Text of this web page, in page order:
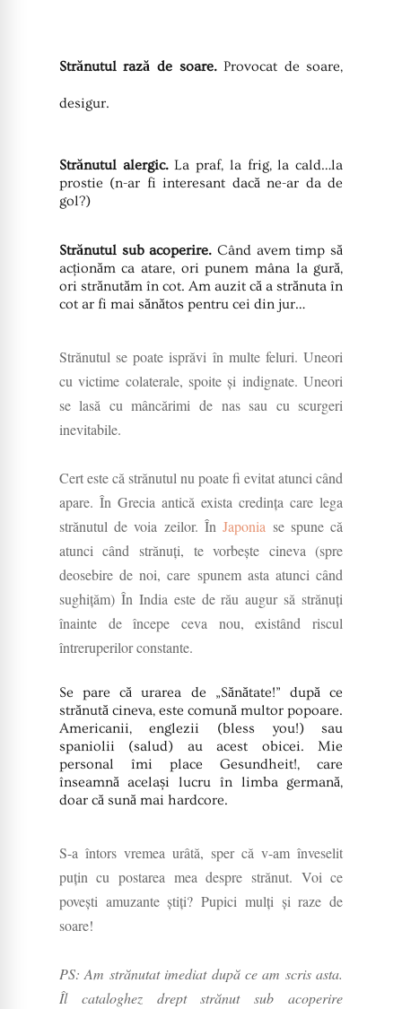
Strănutul rază de soare.Provocat de soare,
desigur.
Strănutul alergic.La praf, la frig, la cald…la
prostie (n-ar fi interesant dacă ne-ar da de
gol?)
Strănutul sub acoperire. Când avem timp să
acționăm ca atare, ori punem mâna la gură,
ori strănutăm în cot. Am auzit că a strănuta în
cot ar fi mai sănătos pentru cei din jur…
Strănutul se poate isprăvi în multe feluri. Uneori
cu victime colaterale, spoite și indignate. Uneori
se lasă cu mâncărimi de nas sau cu scurgeri
inevitabile.
Cert este că strănutul nu poate fi evitat atunci când
apare. În Grecia antică exista credința care lega
strănutul de voia zeilor. ÎnJaponia se spune că
atunci când strănuți, te vorbește cineva (spre
deosebire de noi, care spunem asta atunci când
sughițăm) În India este de rău augur să strănuți
înainte de începe ceva nou, existând riscul
întreruperilor constante.
Se pare că urarea de „Sănătate!” după ce
strănută cineva, este comună multor popoare.
Americanii, englezii (bless you!) sau
spaniolii (salud) au acest obicei. Mie
personal îmi place Gesundheit!, care
înseamnă același lucru în limba germană,
doar că sună mai hardcore.
S-a întors vremea urâtă, sper că v-am înveselit
puțin cu postarea mea despre strănut. Voi ce
povești amuzante știți? Pupici mulți și raze de
soare!
PS: Am strănutat imediat după ce am scris asta.
Îl cataloghez drept strănut sub acoperire